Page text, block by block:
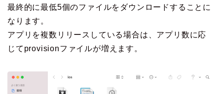
最終的に最低5個のファイルをダウンロードすることに
なります。
アプリを複数リリースしている場合は、アプリ数に応
じてprovisionファイルが増えます。